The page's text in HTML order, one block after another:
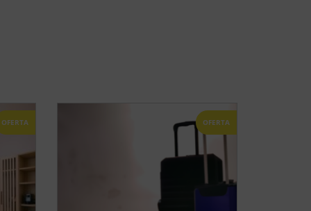
OFERTA OFERTA